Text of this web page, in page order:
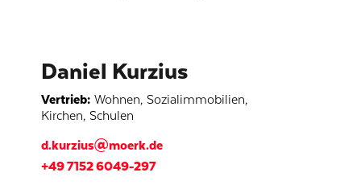
Daniel Kurzius
Vertrieb: Wohnen, Sozialimmobilien,
Kirchen, Schulen
d.kurzius@moerk.de
+49 7152 6049-297